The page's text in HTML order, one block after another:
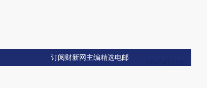
订阅财新网主编精选电邮